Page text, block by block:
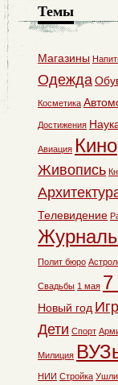
Темы
Магазины
Одежда
Косметика
Достижения
Авиация Кино
Живопись
Телевидение
Полит бюро
Свадьбы 1 мая 7
Новый год
Дети Спорт
Милиция
НИИ Стройка Ушли